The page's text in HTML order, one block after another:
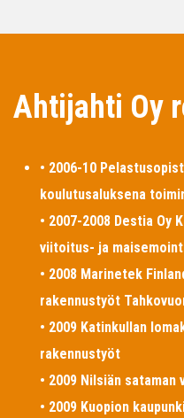
Ahtijahti Oy
• 2006-10
koulutusaluksena
• 2007-2008 Destia Oy
viitoitus- ja
• 2008 Marinetek
rakennustyöt
• 2009 Katinkullan
rakennustyöt
• 2009 Nilsiän
• 2009 Kuopion